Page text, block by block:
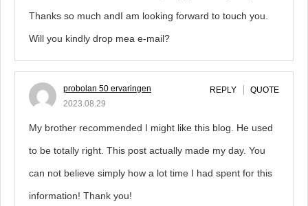
Thanks so much andI am looking forward to touch you.
Will you kindly drop mea e-mail?
probolan 50 ervaringen
2023.08.29
REPLY QUOTE
My brother recommended I might like this blog. He used
to be totally right. This post actually made my day. You
can not believe simply how a lot time I had spent for this
information! Thank you!